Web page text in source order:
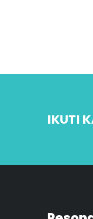
IKUTI